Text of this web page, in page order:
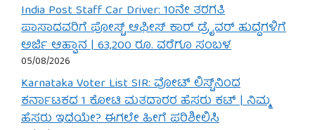
India Post Staff Car Driver: 10ನೇ ತರಗತಿ
ಪಾಸಾದವರಿಗೆ ಪೋಸ್ಟ್ ಆಫೀಸ್ ಕಾರ್ ಡ್ರೈವರ್ ಹುದ್ದೆಗಳಿಗೆ
ಅರ್ಜಿ ಆಹ್ವಾನ | 63,200 ರೂ. ವರೆಗೂ ಸಂಬಳ
05/08/2026
Karnataka Voter List SIR: ವೋಟ್ ಲಿಸ್ಟ್‌ನಿಂದ
ಕರ್ನಾಟಕದ 1 ಕೋಟಿ ಮತದಾರರ ಹೆಸರು ಕಟ್ | ನಿಮ್ಮ
ಹೆಸರು ಇದೆಯೇ? ಈಗಲೇ ಹೀಗೆ ಪರಿಶೀಲಿಸಿ